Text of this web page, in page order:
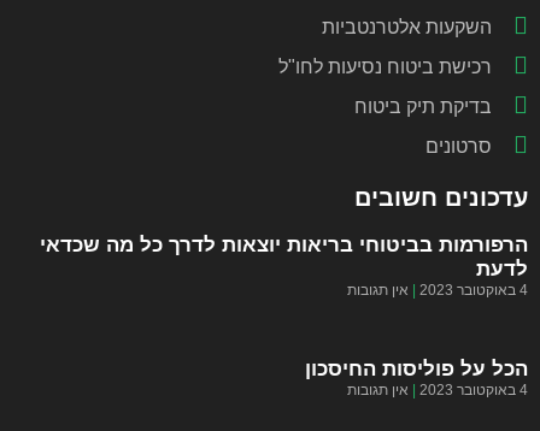
השקעות אלטרנטביות
רכישת ביטוח נסיעות לחו"ל
בדיקת תיק ביטוח
סרטונים
עדכונים חשובים
הרפורמות בביטוחי בריאות יוצאות לדרך כל מה שכדאי
לדעת
4 באוקטובר 2023 אין תגובות
הכל על פוליסות החיסכון
4 באוקטובר 2023 אין תגובות